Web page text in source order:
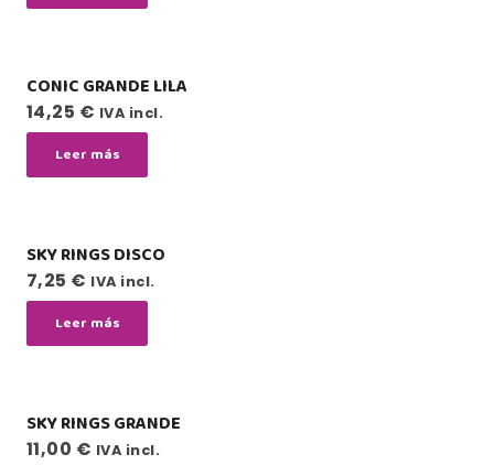
CONIC GRANDE LILA
14,25 € IVA incl.
Leer más
SKY RINGS DISCO
7,25 € IVA incl.
Leer más
SKY RINGS GRANDE
11,00 € IVA incl.